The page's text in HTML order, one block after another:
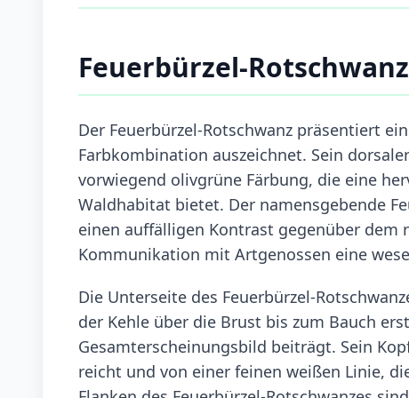
Feuerbürzel-
Der Feuerbürzel-Rotschwanz präsentiert
Farbkombination auszeichnet. Sein
vorwiegend olivgrüne Färbung, die eine
Waldhabitat bietet. Der namensgebende
einen auffälligen Kontrast gegenüber dem
Kommunikation mit Artgenossen eine
Die Unterseite des Feuerbürzel-
der Kehle über die Brust bis zum Bauch
Gesamterscheinungsbild beiträgt. Sein
reicht und von einer feinen weißen Linie,